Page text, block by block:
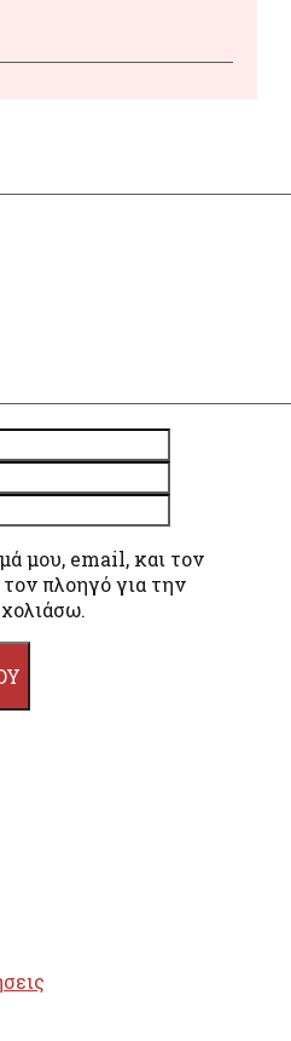
διεύθυνση
μου, email, και τον
πλοηγό για την